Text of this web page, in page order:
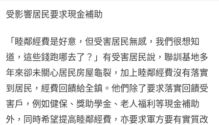
受影響居民要求現金補助
「睦鄰經費是好意，但受害居民無感，我們很想知
道，這些錢跑哪去了？」有受害居民說，聯訓基地多
年來卻未關心居民房屋龜裂，加上睦鄰經費沒有落實
到居民，經費回饋給全鎮。他們除了要求落實回饋受
害戶，例如健保、獎助學金、老人福利等現金補助
外，同時希望提高睦鄰經費，亦要求軍方要有實質改